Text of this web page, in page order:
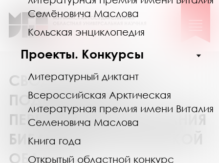
Семёновича Маслова
Кольская энциклопедия
Проекты. Конкурсы
Литературный диктант
Всероссийская Арктическая
литературная премия имени Виталия
Семеновича Маслова
Книга года
Открытый областной конкурс
СВОДНЫЙ КАТАЛОГ
ПОДПИСКИ НА
ПЕРИОДИЧЕСКИЕ ИЗДАНИЯ
БИБЛИОТЕК МУРМАНСКОЙ
ОБЛАСТИ